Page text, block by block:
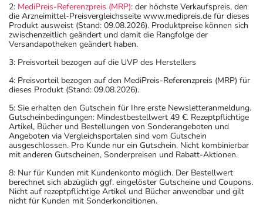
2: MediPreis-Referenzpreis (MRP): der höchste Verkaufspreis, den
die Arzneimittel-Preisvergleichsseite www.medipreis.de für dieses
Produkt ausweist (Stand: 09.08.2026). Produktpreise können sich
zwischenzeitlich geändert und damit die Rangfolge der
Versandapotheken geändert haben.
3: Preisvorteil bezogen auf die UVP des Herstellers
4: Preisvorteil bezogen auf den MediPreis-Referenzpreis (MRP) für
dieses Produkt (Stand: 09.08.2026).
5: Sie erhalten den Gutschein für Ihre erste Newsletteranmeldung.
Gutscheinbedingungen: Mindestbestellwert 49 €. Rezeptpflichtige
Artikel, Bücher und Bestellungen von Sonderangeboten und
Angeboten via Vergleichsportalen sind vom Gutschein
ausgeschlossen. Pro Kunde nur ein Gutschein. Nicht kombinierbar
mit anderen Gutscheinen, Sonderpreisen und Rabatt-Aktionen.
8: Nur für Kunden mit Kundenkonto möglich. Der Bestellwert
berechnet sich abzüglich ggf. eingelöster Gutscheine und Coupons.
Nicht auf rezeptpflichtige Artikel und Bücher anwendbar und gilt
nicht für Kunden mit Sonderkonditionen.